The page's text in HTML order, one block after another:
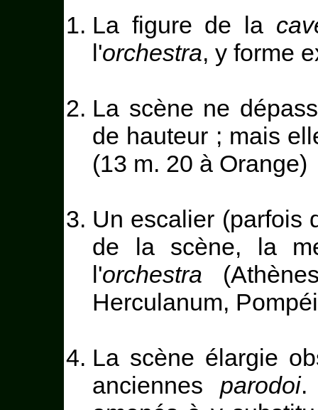
La figure de la
l'orchestra, y forme
La scène ne
de hauteur ; mais
(13 m. 20 à Orange)
Un escalier (parfois
de la scène, la
l'orchestra
Herculanum,
La scène élargie
anciennes parodoi.